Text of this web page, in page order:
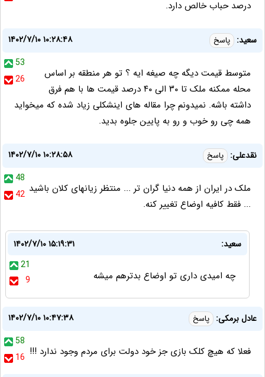
درصد حباب خالص دارد.
سعید: پاسخ
۱۴۰۲/۷/۱۰ ۱۰:۲۸:۴۸
53
26
متوسط قیمت دیگه چه صیغه ایه ؟ تو هر منطقه بر اساس
محله ممکنه ملک تا ۳۰ الی ۴۰ درصد قیمت ها با هم فرق
داشته باشه. نمیدونم چرا مقاله های اینشکلی زیاد شده که میخواید
همه چی رو خوب و رو به پایین جلوه بدید.
نقدعلی: پاسخ
۱۴۰۲/۷/۱۰ ۱۰:۲۸:۵۸
48
42 ملک در ایران از همه دنیا گران تر ... منتظر زیانهای کلان باشید
... فقط کافیه اوضاع تغییر کنه.
سعید:
۱۴۰۲/۷/۱۰ ۱۵:۱۹:۳۱
21
9
چه امیدی داری تو اوضاع بدترهم میشه
عادل برمکی: پاسخ
۱۴۰۲/۷/۱۰ ۱۰:۴۷:۳۸
58
16 فعلا که هیچ کلک بازی جز خود دولت برای مردم وجود ندارد !!!